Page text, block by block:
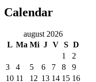
Calendar
august 2026
L Ma Mi J V S D
1
2
3
4 5 6 7 8
9
10 11 12 13 14 15 16